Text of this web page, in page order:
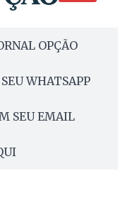
OPÇÃO
WHATSAPP
SEU EMAIL